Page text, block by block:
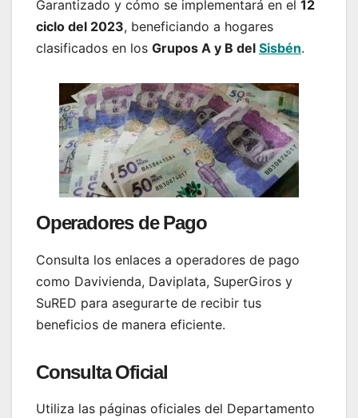
Garantizado y cómo se implementará en el 12
ciclo del 2023, beneficiando a hogares
clasificados en los Grupos A y B del Sisbén.
Operadores de Pago
Consulta los enlaces a operadores de pago
como Davivienda, Daviplata, SuperGiros y
SuRED para asegurarte de recibir tus
beneficios de manera eficiente.
Consulta Oficial
Utiliza las páginas oficiales del Departamento